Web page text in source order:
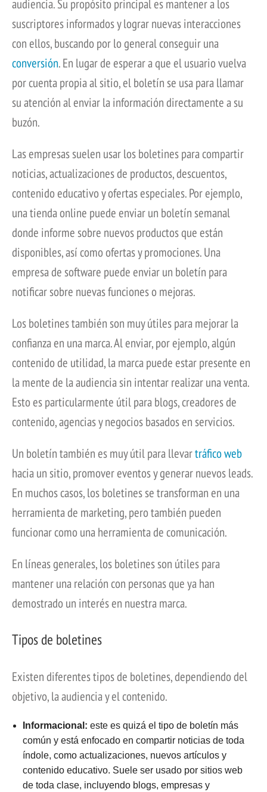
audiencia. Su propósito principal es mantener a los
suscriptores informados y lograr nuevas interacciones
con ellos, buscando por lo general conseguir una
conversión. En lugar de esperar a que el usuario vuelva
por cuenta propia al sitio, el boletín se usa para llamar
su atención al enviar la información directamente a su
buzón.
Las empresas suelen usar los boletines para compartir
noticias, actualizaciones de productos, descuentos,
contenido educativo y ofertas especiales. Por ejemplo,
una tienda online puede enviar un boletín semanal
donde informe sobre nuevos productos que están
disponibles, así como ofertas y promociones. Una
empresa de software puede enviar un boletín para
notificar sobre nuevas funciones o mejoras.
Los boletines también son muy útiles para mejorar la
confianza en una marca. Al enviar, por ejemplo, algún
contenido de utilidad, la marca puede estar presente en
la mente de la audiencia sin intentar realizar una venta.
Esto es particularmente útil para blogs, creadores de
contenido, agencias y negocios basados en servicios.
Un boletín también es muy útil para llevartráfico web
hacia un sitio, promover eventos y generar nuevos leads.
En muchos casos, los boletines se transforman en una
herramienta de marketing, pero también pueden
funcionar como una herramienta de comunicación.
En líneas generales, los boletines son útiles para
mantener una relación con personas que ya han
demostrado un interés en nuestra marca.
Tipos de boletines
Existen diferentes tipos de boletines, dependiendo del
objetivo, la audiencia y el contenido.
Informacional: este es quizá el tipo de boletín más
común y está enfocado en compartir noticias de toda
índole, como actualizaciones, nuevos artículos y
contenido educativo. Suele ser usado por sitios web
de toda clase, incluyendo blogs, empresas y